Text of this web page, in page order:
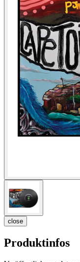
close
Produktinfos